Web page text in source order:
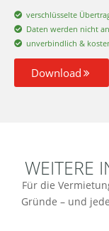
verschlüsselte
Daten werden nicht
unverbindlich &
Download
WEITERE
Für die
Gründe – und